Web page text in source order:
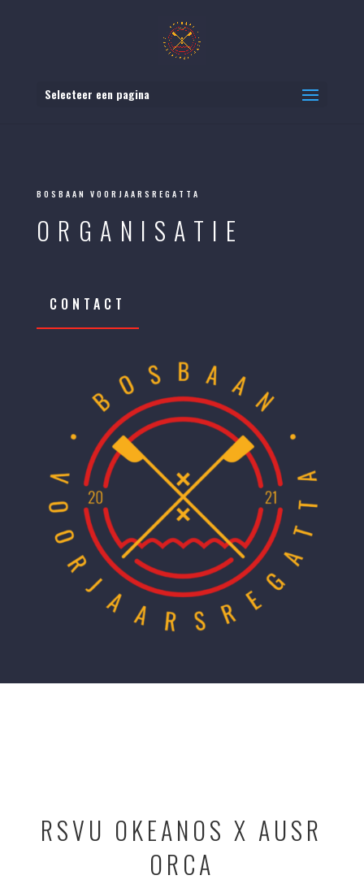
Selecteer een pagina
BOSBAAN VOORJAARSREGATTA
ORGANISATIE
CONTACT
RSVU OKEANOS X AUSR
ORCA